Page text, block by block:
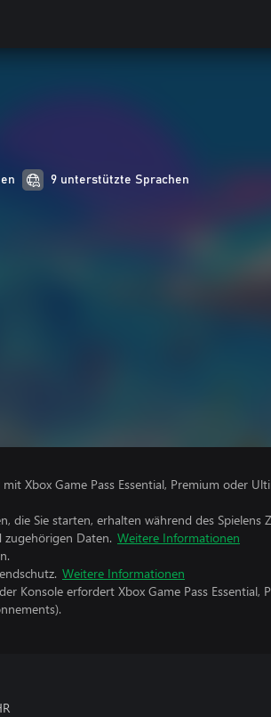
9 unterstützte Sprachen
Xbox Game Pass Essential, Premium oder
die Sie starten, erhalten während des Spielens
Daten. Weitere Informationen
Weitere Informationen
Konsole erfordert Xbox Game Pass Essential,